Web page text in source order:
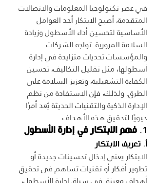
في عصر تكنولوجيا المعلومات والاتصالات
المتقدمة، أصبح الابتكار أحد العوامل
الأساسية لتحسين أداء الأسطول وزيادة
السلامة المرورية. تواجه الشركات
والمؤسسات تحديات متزايدة في إدارة
أسطولها، مثل تقليل التكاليف، تحسين
الكفاءة التشغيلية، وتعزيز السلامة على
الطرق. ولذلك، فإن الاستفادة من نظم
الإدارة الذكية والتقنيات الحديثة يُعد أمرًا
حيويًا لتحقيق هذه الأهداف.
1. فهم الابتكار في إدارة الأسطول
أ. تعريف الابتكار
الابتكار يعني إدخال تحسينات جديدة أو
تطوير أفكار أو تقنيات تساهم في تحقيق